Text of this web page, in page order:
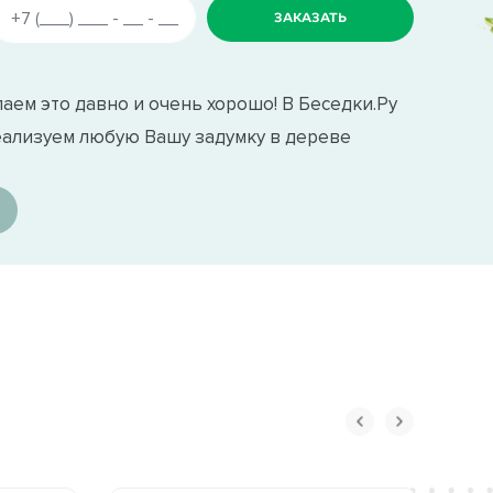
проверенных поставщиков. Мягкую
снизит шум в беседке во время дождя,
как на нашем производстве (при
это давно и очень хорошо! В Беседки.Ру
любую Вашу задумку в дереве